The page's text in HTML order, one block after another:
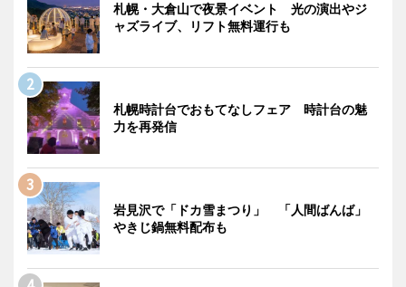
札幌・大倉山で夜景イベント 光の演出やジ
ャズライブ、リフト無料運行も
札幌時計台でおもてなしフェア 時計台の魅
力を再発信
岩見沢で「ドカ雪まつり」 「人間ばんば」
やきじ鍋無料配布も